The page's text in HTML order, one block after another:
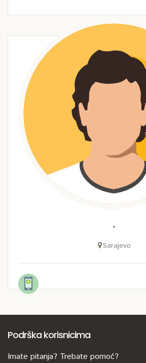
.
Sarajevo
Podrška korisnicima
Imate pitanja? Trebate pomoć?